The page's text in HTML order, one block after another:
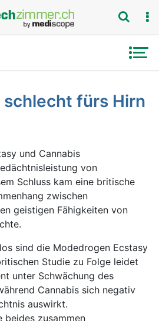
schlecht fürs Hirn
und Cannabis
von
Schluss kam eine britische
zwischen
geistigen Fähigkeiten von
sind die Modedrogen Ecstasy
Studie zu Folge leidet
unter Schwächung des
Cannabis sich negativ
auswirkt.
beides zusammen